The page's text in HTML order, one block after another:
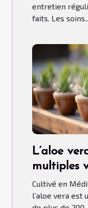
entretien
faits. Les
L’aloe
multiples
Cultivé en
l’aloe vera est